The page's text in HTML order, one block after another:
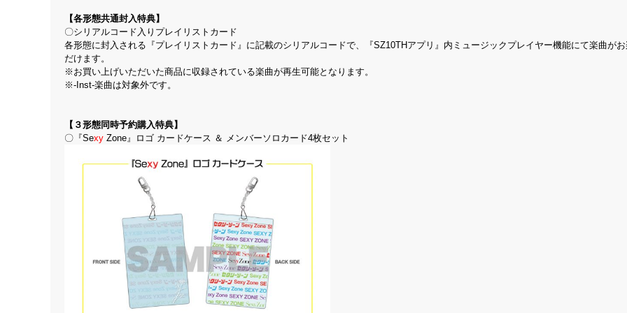
【各形態共通封入特典】
〇シリアルコード入りプレイリストカード
各形態に封入される『プレイリストカード』に記載のシリアルコードで、『SZ10THアプリ』内ミュージックプレイヤー機能にて楽曲が
だけます。
※お買い上げいただいた商品に収録されている楽曲が再生可能となります。
※-Inst-楽曲は対象外です。
【３形態同時予約購入特典】
〇『Sexy Zone』ロゴ カードケース ＆ メンバーソロカード4枚セット